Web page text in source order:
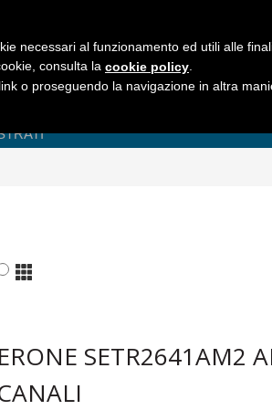
SETR2641AM2
necessari al funzionamento ed utili alle
consulta la cookie policy
o proseguendo la navigazione in altra